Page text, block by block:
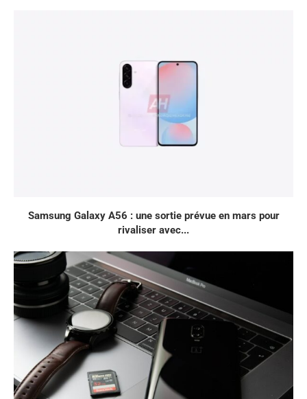
Samsung Galaxy A56 : une sortie prévue en mars pour
rivaliser avec...